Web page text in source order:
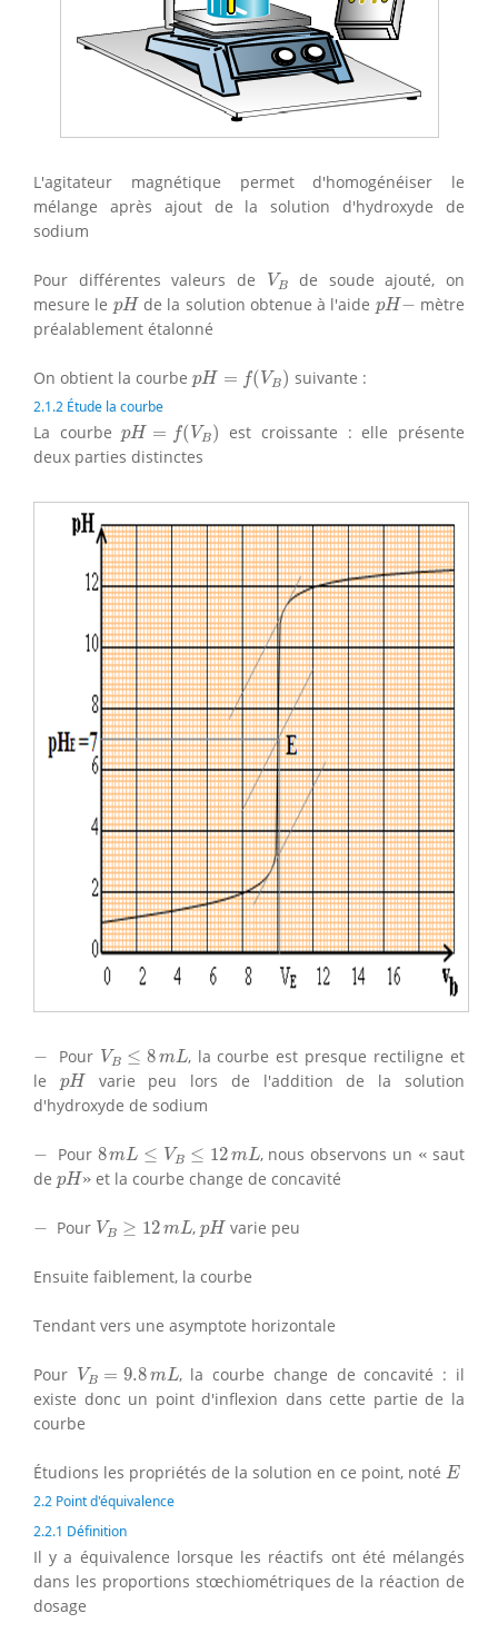
L'agitateur magnétique permet d'homogénéiser le
mélange après ajout de la solution d'hydroxyde de
sodium
Pour différentes valeurs de VB
VB
de soude ajouté, on
mesure le pH
pHde la solution obtenue à l'aide pH−
pH−
mètre
préalablement étalonné
On obtient la courbe pH = f( VB)
pH VB) suivante :
2.1.2 Étude la courbe
La courbepH = f( VB)
pH VB)
est croissante : elle présente
deux parties distinctes
−
− Pour VB ≤ 8mL
VB ≤8 mL
, la courbe est presque rectiligne et
le
pH
pHvarie peu lors de l'addition de la solution
d'hydroxyde de sodium
−
− Pour 8mL ≤ VB ≤ 12mL
8m L ≤V B≤ 12 mL , nous observons un « saut
de pH»
p H» et la courbe change de concavité
−
− Pour VB ≥ 12mL
VB ≥12mL , pH
pHvarie peu
Ensuite faiblement, la courbe
Tendant vers une asymptote horizontale
Pour VB = 9.8mL
VB 9.8 mL
, la courbe change de concavité : il
existe donc un point d'inflexion dans cette partie de la
courbe
Étudions les propriétés de la solution en ce point, noté E
E
2.2 Point d'équivalence
2.2.1 Définition
Il y a équivalence lorsque les réactifs ont été mélangés
dans les proportions stœchiométriques de la réaction de
dosage